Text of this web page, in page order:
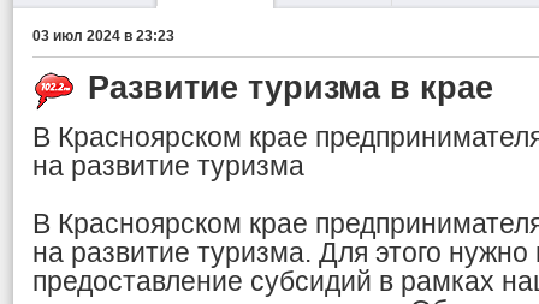
03 июл 2024 в 23:23
Развитие туризма в крае
В Красноярском крае
на развитие туризма
В Красноярском крае
на развитие туризма. Для этого нужно
предоставление субсидий в рамках